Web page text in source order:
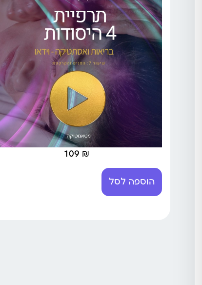
109 ₪
הוספה לסל